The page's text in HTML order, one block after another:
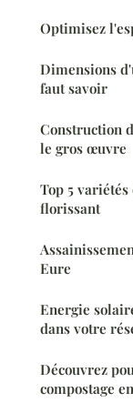
Optimisez
Dimensions
faut savoir
Construction
le gros œuvre
Top 5
florissant
Eure
Energie
dans votre
Découvrez
compostage